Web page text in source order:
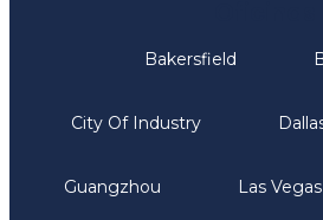
Bakersfield
City Of Industry
Guangzhou Las Vegas